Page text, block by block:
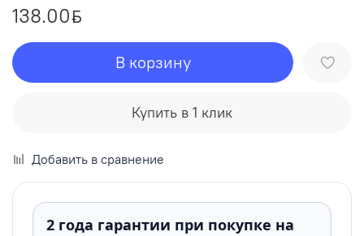
138.00ƃ
В корзину
Купить в 1 клик
Добавить в сравнение
2 года гарантии при покупке на